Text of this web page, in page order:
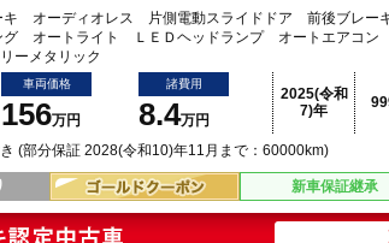
キ オーディオレス 片側電動スライドドア 前後ブレ
オートライト ＬＥＤヘッドランプ オートエアコン
ーメタリック
車両価格
156万円
諸費用
8.4万円
2025(令和
7)年
(部分保証 2028(令和10)年11月まで：60000km)
新車保証継承